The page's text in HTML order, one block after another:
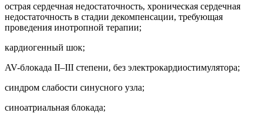
острая сердечная недостаточность, хроническая сердечная
недостаточность в стадии декомпенсации, требующая
проведения инотропной терапии;
кардиогенный шок;
AV-блокада II–III степени, без электрокардиостимулятора;
синдром слабости синусного узла;
синоатриальная блокада;